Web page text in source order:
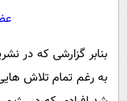
به رغم تمام تلاش